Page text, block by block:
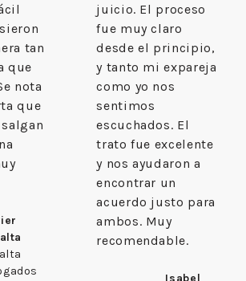
tan
que
nota
que
juicio. El proceso
fue muy claro
desde el principio,
y tanto mi expareja
como yo nos
sentimos
escuchados. El
trato fue excelente
y nos ayudaron a
encontrar un
acuerdo justo para
ambos. Muy
recomendable.
Isabel